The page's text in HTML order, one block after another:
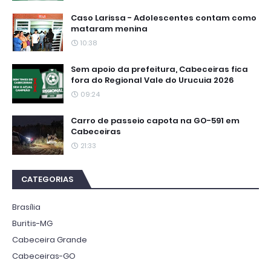
Caso Larissa - Adolescentes contam como
mataram menina
10:38
Sem apoio da prefeitura, Cabeceiras fica
fora do Regional Vale do Urucuia 2026
09:24
Carro de passeio capota na GO-591 em
Cabeceiras
21:33
CATEGORIAS
Brasília
Buritis-MG
Cabeceira Grande
Cabeceiras-GO